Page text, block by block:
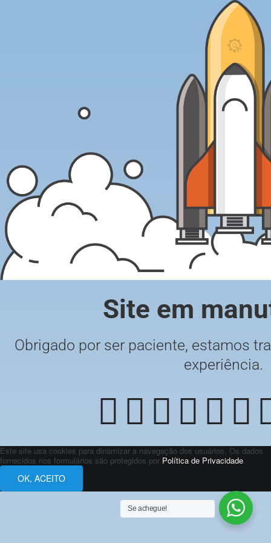
Site em
Obrigado por ser paciente, estamos
experiência.
Se achegue!
Este site usa cookies para dinamizar a navegação dos usuários. Os dados
fornecidos nos formulários são protegidos por Política de Privacidade
OK, ACEITO